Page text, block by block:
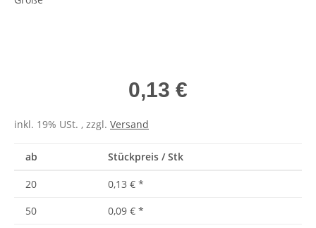
0,13 €
inkl. 19% USt. , zzgl. Versand
ab Stückpreis / Stk
20 0,13 € *
50
0,09 € *